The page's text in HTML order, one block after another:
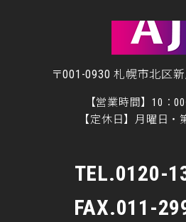
〒001-0930 札幌市北区
【営業時間】10：
【定休日】月曜日・
TEL.0120-
FAX.011-